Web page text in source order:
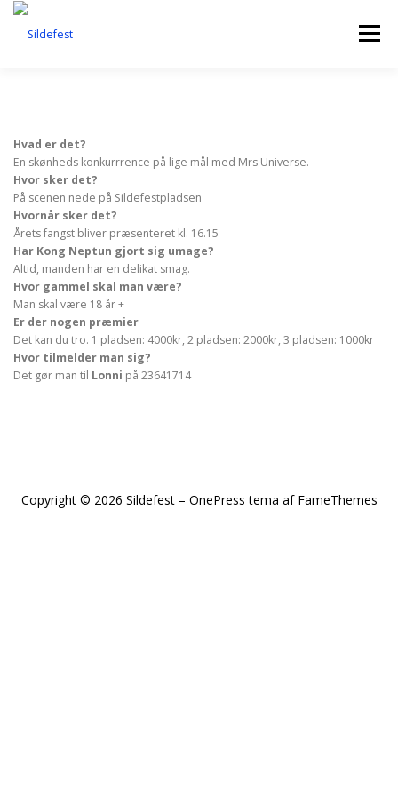
Spring
indhold
Menu
Hvad er det?
En skønheds konkurrrence på lige mål med Mrs Universe.
Hvor sker det?
På scenen nede på Sildefestpladsen
Hvornår sker det?
Årets fangst bliver præsenteret kl. 16.15
Har Kong Neptun gjort sig umage?
Altid, manden har en delikat smag.
Hvor gammel skal man være?
Man skal være 18 år +
Er der nogen præmier
Det kan du tro. 1 pladsen: 4000kr, 2 pladsen: 2000kr, 3 pladsen: 1000kr
Hvor tilmelder man sig?
Det gør man til Lonni på 23641714
Copyright © 2026 Sildefest – OnePress tema af FameThemes